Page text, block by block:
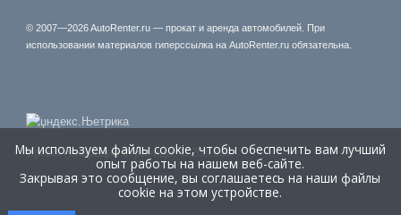
© 2007—2026 AutoRenter.ru — прокат и аренда автомобилей. При
использовании материалов гиперссылка на AutoRenter.ru обязательна.
Время генерации страницы: 0.203 сек.
Мы используем файлы cookie, чтобы обеспечить вам лучший
опыт работы на нашем веб-сайте.
Закрывая это сообщение, вы соглашаетесь на наши файлы
cookie на этом устройстве.